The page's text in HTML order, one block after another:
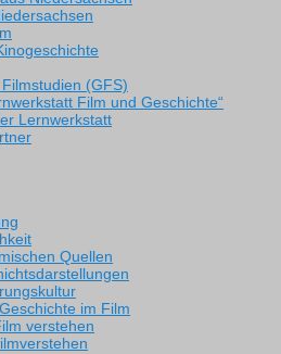
(GFS)
Film und Geschichte“
Lernwerkstatt
Quellen
im Film
verstehen